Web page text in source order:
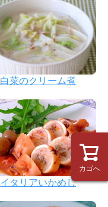
白菜のクリーム煮
イタリアいかめし
カゴへ